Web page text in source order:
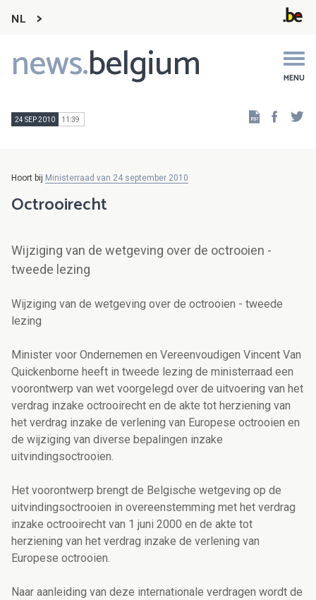
NL
news.belgium MENU
Main
navigation
24 SEP 2010 11:39
Hoort bij Ministerraad van 24 september 2010
Octrooirecht
Wijziging van de wetgeving over de octrooien -
tweede lezing
Wijziging van de wetgeving over de octrooien - tweede
lezing
Minister voor Ondernemen en Vereenvoudigen Vincent Van
Quickenborne heeft in tweede lezing de ministerraad een
voorontwerp van wet voorgelegd over de uitvoering van het
verdrag inzake octrooirecht en de akte tot herziening van
het verdrag inzake de verlening van Europese octrooien en
de wijziging van diverse bepalingen inzake
uitvindingsoctrooien.
Het voorontwerp brengt de Belgische wetgeving op de
uitvindingsoctrooien in overeenstemming met het verdrag
inzake octrooirecht van 1 juni 2000 en de akte tot
herziening van het verdrag inzake de verlening van
Europese octrooien.
Naar aanleiding van deze internationale verdragen wordt de